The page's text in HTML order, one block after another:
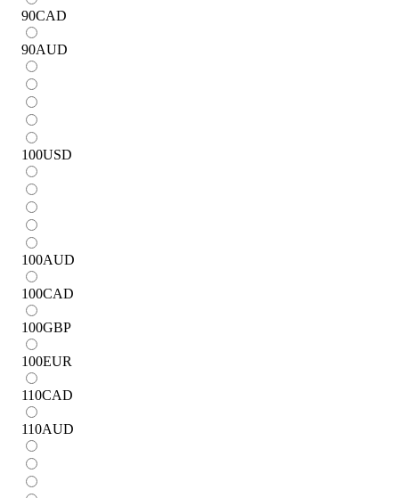
90CAD
90AUD
100USD
100AUD
100CAD
100GBP
100EUR
110CAD
110AUD